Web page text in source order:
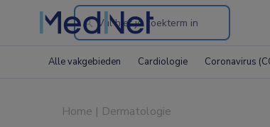
Search
the
Alle vakgebieden Cardiologie Coronavirus
Home | Dermatologie